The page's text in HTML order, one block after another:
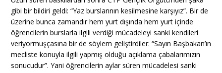
gibi bir bildiri geldi: “Yaz burslarının kesilmesine karşıyız”. Bir de
üzerine bunca zamandır hem yurt dışında hem yurt içinde
öğrencilerin burslarla ilgili verdiği mücadeleyi sanki kendileri
veriyormuşçasına bir de söylem geliştirdiler: “Sayın Başbakan’ın
mecliste konuyla ilgili yapmış olduğu açıklama çabalarımızın
sonucudur”. Yani öğrencilerin aylar süren mücadelesi sanki